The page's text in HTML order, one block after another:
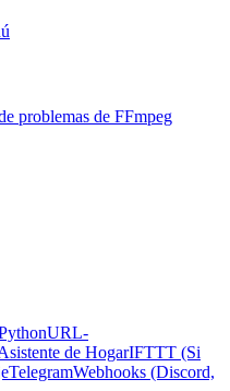
problemas de FFmpeg
URL-
de HogarIFTTT (Si
TelegramWebhooks (Discord,